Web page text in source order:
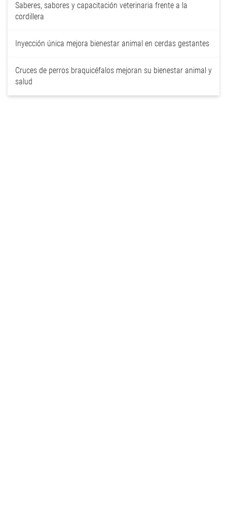
Saberes, sabores y capacitación veterinaria frente a la
cordillera
Inyección única mejora bienestar animal en cerdas gestantes
Cruces de perros braquicéfalos mejoran su bienestar animal y
salud